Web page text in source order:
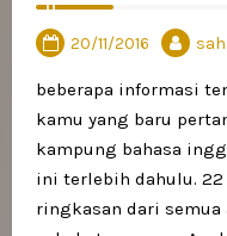
20/11/2016
beberapa informasi
kamu yang baru
kampung bahasa
ini terlebih dahulu.
ringkasan dari